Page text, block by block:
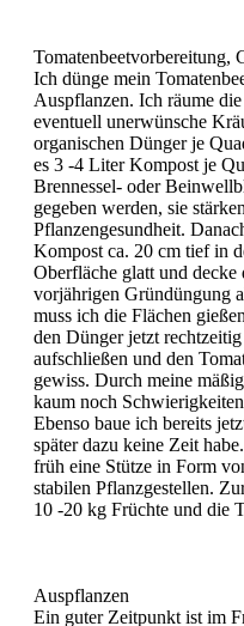
Tomatenbeetvorbereitung,
Ich dünge mein
Auspflanzen. Ich räume
eventuell unerwünsche
organischen Dünger je
es 3 -4 Liter Kompost je
Brennessel- oder
gegeben werden, sie
Pflanzengesundheit.
Kompost ca. 20 cm tief in
Oberfläche glatt und
vorjährigen Gründüngung
muss ich die Flächen
den Dünger jetzt
aufschließen und den
gewiss. Durch meine
kaum noch
Ebenso baue ich bereits
später dazu keine Zeit
früh eine Stütze in Form
stabilen Pflanzgestellen.
10 -20 kg Früchte und die
Auspflanzen
Ein guter Zeitpunkt ist im